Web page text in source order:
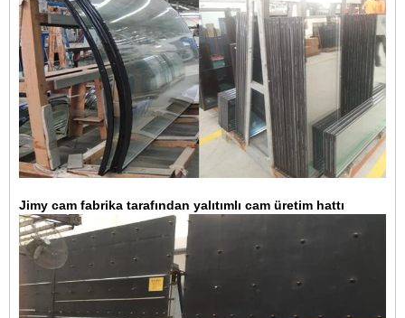
Jimy cam fabrika tarafından yalıtımlı cam üretim hattı